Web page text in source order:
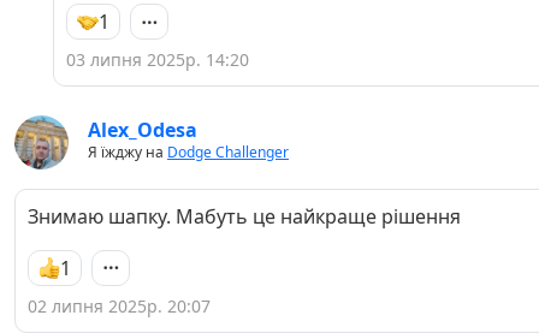
1
03 липня 2025р. 14:20
Alex_Odesa
Я їжджу на Dodge Challenger
Знимаю шапку. Мабуть це найкраще рішення
1
02 липня 2025р. 20:07